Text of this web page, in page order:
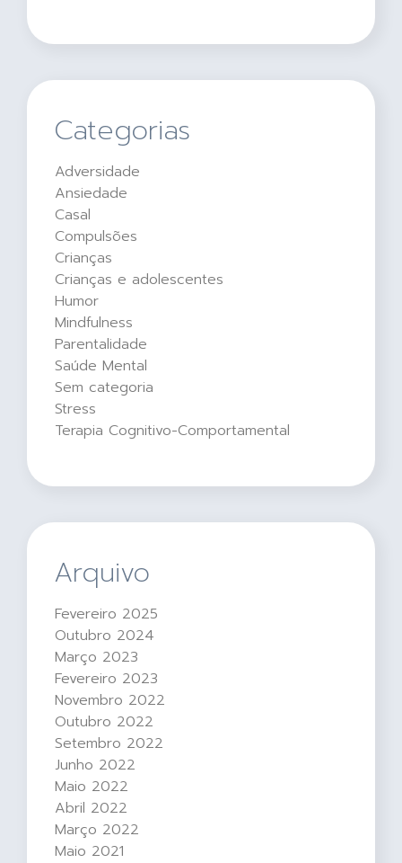
Categorias
Adversidade
Ansiedade
Casal
Compulsões
Crianças
Crianças e adolescentes
Humor
Mindfulness
Parentalidade
Saúde Mental
Sem categoria
Stress
Terapia Cognitivo-Comportamental
Arquivo
Fevereiro 2025
Outubro 2024
Março 2023
Fevereiro 2023
Novembro 2022
Outubro 2022
Setembro 2022
Junho 2022
Maio 2022
Abril 2022
Março 2022
Maio 2021